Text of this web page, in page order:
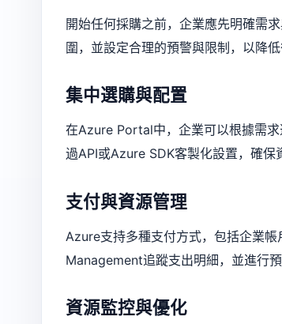
開始任何採購之前，企業應先明確需
圍，並設定合理的預警與限制，以降低
集中選購與配置
在Azure Portal中，企業可以根據需
過API或Azure SDK客製化設置，確保
支付與資源管理
Azure支持多種支付方式，包括企業
Management追蹤支出明細，並進行預
資源監控與優化